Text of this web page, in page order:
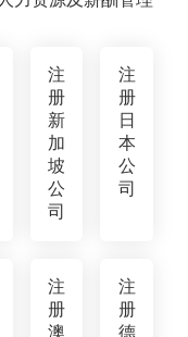
注
册
新
加
坡
公
司
注
册
日
本
公
司
注
册
澳
注
册
德